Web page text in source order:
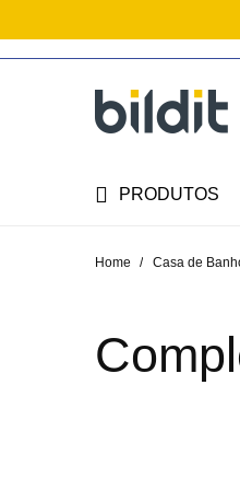
PRODUTOS
Home Casa de